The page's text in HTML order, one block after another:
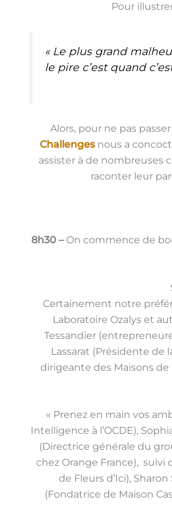
Pour
« Le plus grand
le pire c’est quand
Alors, pour ne pas
Challengesnous a
assister à de nombreuses
raconter leur
8h30 – On commence de
Certainement notre
Laboratoire Ozalys et
Tessandier
Lassarat (Présidente de
dirigeante des Maisons de
« Prenez en main vos
Intelligence à l’OCDE),
(Directrice générale du
chez Orange France), suivi
de Fleurs d’Ici),
(Fondatrice de Maison